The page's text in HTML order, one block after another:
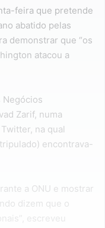
feira que pretende
abatido pelas
demonstrar que “os
atacou a
Zarif, numa
na qual
encontrava-
a ONU e mostrar
dizem que o